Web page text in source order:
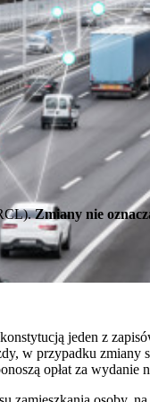
Zmiany nie
jeden z
w przypadku zmiany
opłat za wydanie